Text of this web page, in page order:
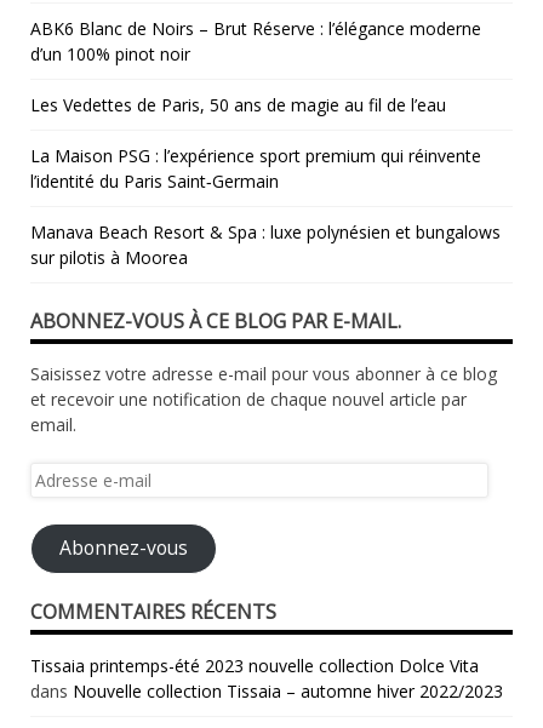
ABK6 Blanc de Noirs – Brut Réserve : l’élégance moderne
d’un 100% pinot noir
Les Vedettes de Paris, 50 ans de magie au fil de l’eau
La Maison PSG : l’expérience sport premium qui réinvente
l’identité du Paris Saint‑Germain
Manava Beach Resort & Spa : luxe polynésien et bungalows
sur pilotis à Moorea
ABONNEZ-VOUS À CE BLOG PAR E-MAIL.
Saisissez votre adresse e-mail pour vous abonner à ce blog
et recevoir une notification de chaque nouvel article par
email.
Adresse
mail
Abonnez-vous
COMMENTAIRES RÉCENTS
Tissaia printemps-été 2023 nouvelle collection Dolce Vita
dans Nouvelle collection Tissaia – automne hiver 2022/2023